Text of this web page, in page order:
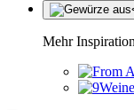
Mehr Inspiration